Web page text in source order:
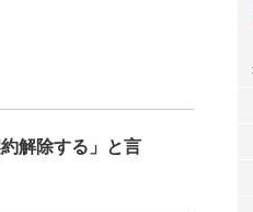
解除する」と言